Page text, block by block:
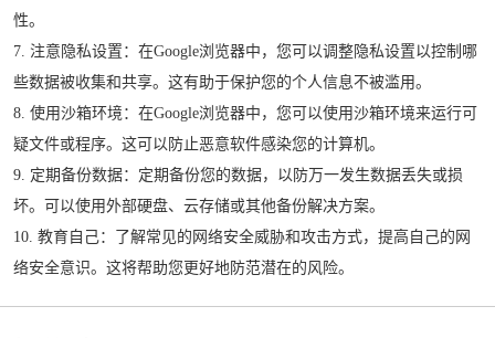
性。
7. 注意隐私设置：在Google浏览器中，您可以调整隐私设置以控制哪
些数据被收集和共享。这有助于保护您的个人信息不被滥用。
8. 使用沙箱环境：在Google浏览器中，您可以使用沙箱环境来运行可
疑文件或程序。这可以防止恶意软件感染您的计算机。
9. 定期备份数据：定期备份您的数据，以防万一发生数据丢失或损
坏。可以使用外部硬盘、云存储或其他备份解决方案。
10. 教育自己：了解常见的网络安全威胁和攻击方式，提高自己的网
络安全意识。这将帮助您更好地防范潜在的风险。